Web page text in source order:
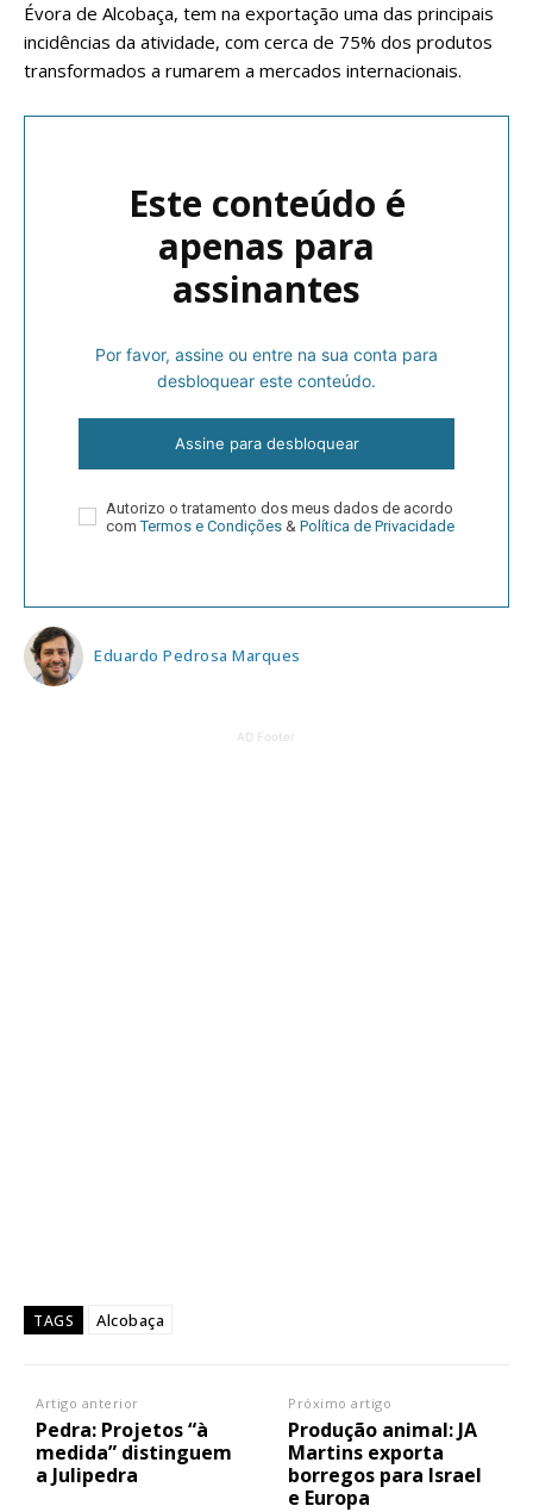
Évora de Alcobaça, tem na exportação uma das principais
incidências da atividade, com cerca de 75% dos produtos
transformados a rumarem a mercados internacionais.
Este conteúdo é
apenas para
assinantes
Por favor, assine ou entre na sua conta para
desbloquear este conteúdo.
Assine para desbloquear
Autorizo o tratamento dos meus dados de acordo
comTermos e Condições & Política de Privacidade
Eduardo Pedrosa Marques
AD Footer
TAGS Alcobaça
Artigo anterior
Pedra: Projetos “à
medida” distinguem
a Julipedra
Próximo artigo
Produção animal: JA
Martins exporta
borregos para Israel
e Europa